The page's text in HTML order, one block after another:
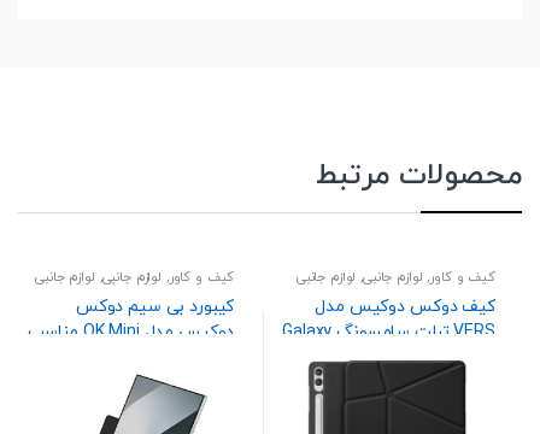
محصولات مرتبط
کیف و کاور, لوازم جانبی, لوازم جانبی
تبلت
کیبورد بی سیم دوکس
دوکیس مدل OK Mini مناسب
سامسونگ Galaxy Z Fold
کیف و کاور, لوازم جانبی, لوازم جانبی
تبلت
کیف دوکس دوکیس مدل
VERS تبلت سامسونگ Galaxy
Tab S11 Ultra / S10 Ultra / S9
Ultra